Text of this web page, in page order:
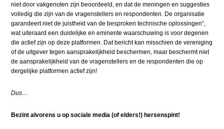
niet door vakgenoten zijn beoordeeld, en dat de meningen en suggesties
volledig die zijn van de vragenstellers en respondenten. De organisatie
garandeert niet de juistheid van de besproken technische oplossingen”,
wat uiteraard een duidelijke en eminente waarschuwing is voor degenen
die actief zijn op deze platformen. Dat bericht kan misschien de vereniging
of de uitgever tegen aansprakelijkheid beschermen, maar beschermt niet
de aansprakelijkheid van de vragenstellers en de respondenten die op
dergelijke platformen actief zijn!
Dus…
Bezint alvorens u op sociale media (of elders!) hersenspint!